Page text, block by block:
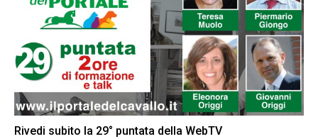
Rivedi subito la 29° puntata della WebTV